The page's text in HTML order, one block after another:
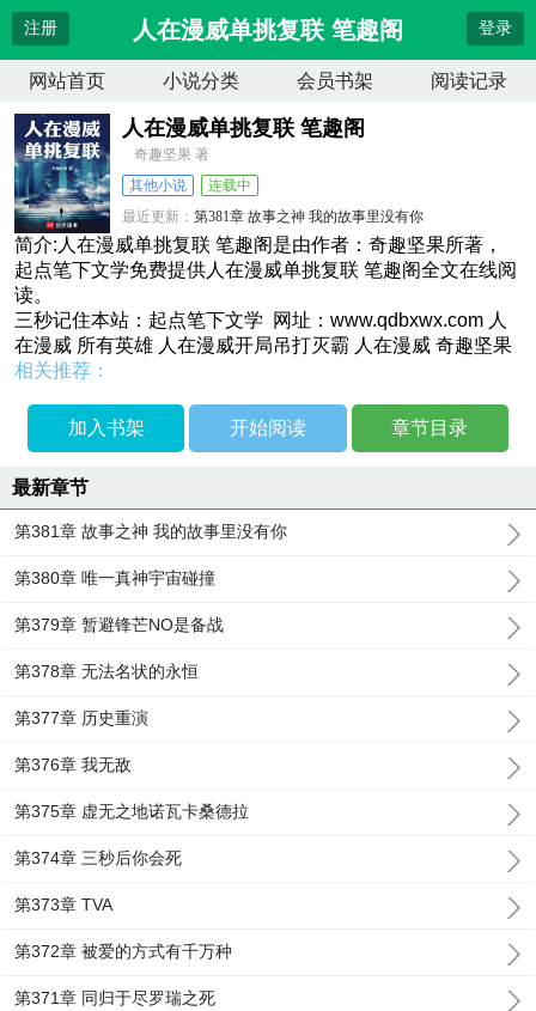
注册 人在漫威单挑复联 笔趣阁 登录
网站首页 小说分类 会员书架 阅读记录
人在漫威单挑复联 笔趣阁
奇趣坚果 著
其他小说
连载中
最近更新：第381章 故事之神 我的故事里没有你
更新时间：2026-04-12 02:39:19
简介:人在漫威单挑复联 笔趣阁是由作者：奇趣坚果所著，
起点笔下文学免费提供人在漫威单挑复联 笔趣阁全文在线阅
读。
三秒记住本站：起点笔下文学 网址：www.qdbxwx.com 人
在漫威 所有英雄 人在漫威开局吊打灭霸 人在漫威 奇趣坚果
相关推荐：
加入书架 开始阅读 章节目录
最新章节
第381章 故事之神 我的故事里没有你
第380章 唯一真神宇宙碰撞
第379章 暂避锋芒NO是备战
第378章 无法名状的永恒
第377章 历史重演
第376章 我无敌
第375章 虚无之地诺瓦卡桑德拉
第374章 三秒后你会死
第373章 TVA
第372章 被爱的方式有千万种
第371章 同归于尽罗瑞之死